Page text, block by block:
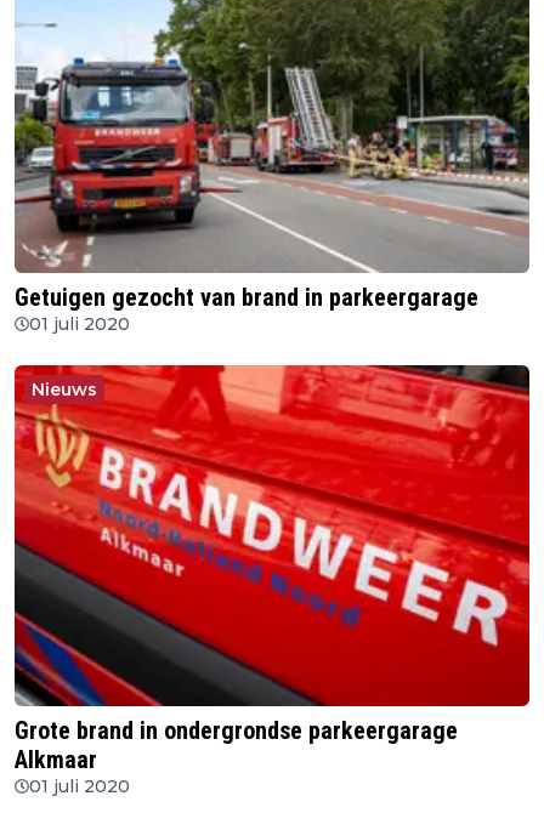
Getuigen gezocht van brand in parkeergarage
01 juli 2020
Nieuws
Grote brand in ondergrondse parkeergarage
Alkmaar
01 juli 2020